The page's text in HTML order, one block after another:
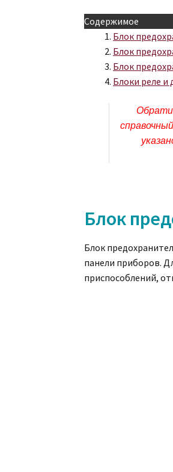
Содержимое
Блок
Блок
Блок
Блоки реле и
Блок
Блок
панели приборов.
приспособлений,